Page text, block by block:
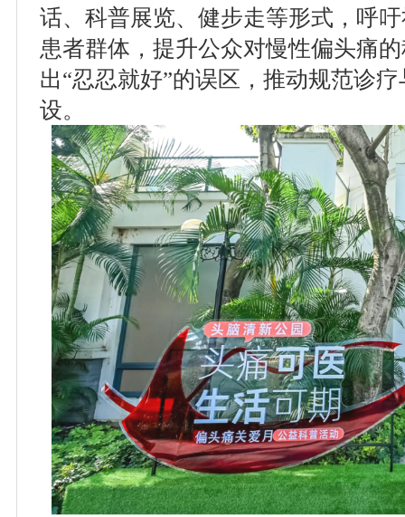
话、科普展览、健步走等形式，呼
患者群体，提升公众对慢性偏头痛
出“忍忍就好”的误区，推动规范诊
设。